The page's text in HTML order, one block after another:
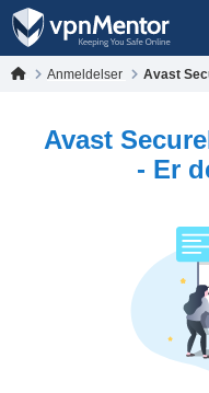
Anmeldelser Avast
Avast
- Er